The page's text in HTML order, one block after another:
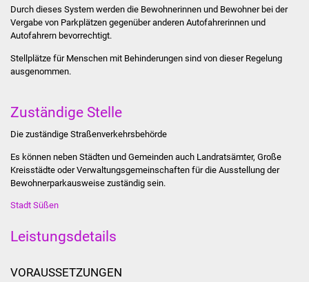
Kontakt
Veröffentlichungen
Wahlen
Stadtinfo
Durch dieses System werden die Bewohnerinnen und Bewohner bei der
Vergabe von Parkplätzen gegenüber anderen Autofahrerinnen und
Autofahrern bevorrechtigt.
Stellplätze für Menschen mit Behinderungen sind von dieser Regelung
ausgenommen.
Zuständige Stelle
Die zuständige Straßenverkehrsbehörde
Es können neben Städten und Gemeinden auch Landratsämter, Große
Kreisstädte oder Verwaltungsgemeinschaften für die Ausstellung der
Bewohnerparkausweise zuständig sein.
Stadt Süßen
Leistungsdetails
VORAUSSETZUNGEN